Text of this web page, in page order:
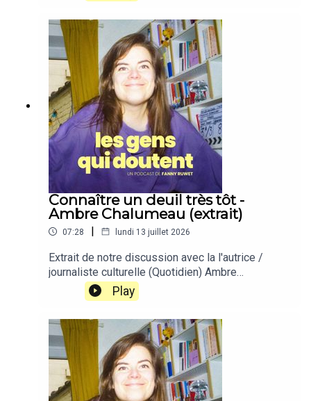
Connaître un deuil très tôt -
Ambre Chalumeau (extrait)
07:28 | lundi 13 juillet 2026
Extrait de notre discussion avec la l'autrice /
journaliste culturelle (Quotidien) Ambre
Chalumeau.L'épisode complet est dispo, c'est le
Play